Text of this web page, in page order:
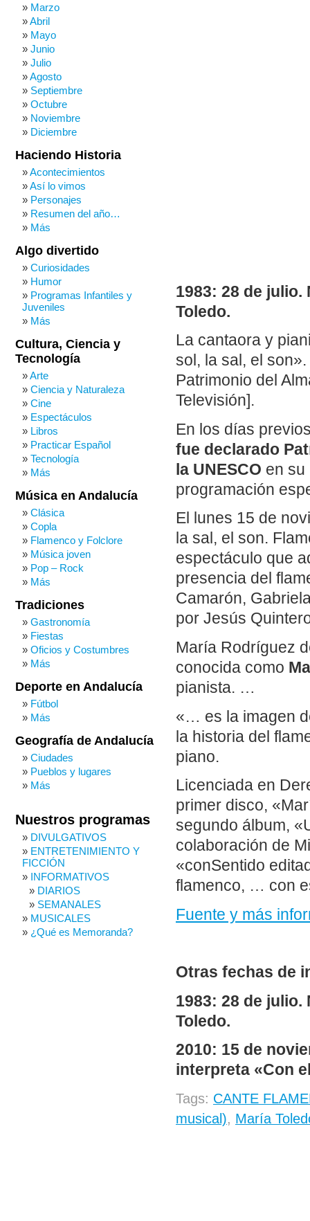
1983: 28 de julio.
Toledo.
La cantaora y
sol, la sal, el son».
Patrimonio del
Televisión].
En los días
fue declarado
la UNESCO en su
programación
El lunes 15 de
la sal, el son.
espectáculo que
presencia del
Camarón,
por Jesús
María Rodríguez
conocida como
pianista. …
«… es la imagen
la historia del
piano.
Licenciada en
primer disco,
segundo álbum,
colaboración de
«conSentido
flamenco, … con
Fuente y más
Otras fechas de
1983: 28 de julio.
Toledo.
2010: 15 de
interpreta «Con
Tags: CANTE
musical), María
Marzo
Abril
Mayo
Junio
Julio
Agosto
Septiembre
Octubre
Noviembre
Diciembre
Haciendo Historia
Acontecimientos
Así lo vimos
Personajes
Resumen del año…
Más
Algo divertido
Curiosidades
Humor
Programas Infantiles y
Juveniles
Más
Cultura, Ciencia y
Tecnología
Arte
Ciencia y Naturaleza
Cine
Espectáculos
Libros
Practicar Español
Tecnología
Más
Música en Andalucía
Clásica
Copla
Flamenco y Folclore
Música joven
Pop – Rock
Más
Tradiciones
Gastronomía
Fiestas
Oficios y Costumbres
Más
Deporte en Andalucía
Fútbol
Más
Geografía de Andalucía
Ciudades
Pueblos y lugares
Más
Nuestros programas
DIVULGATIVOS
ENTRETENIMIENTO Y
FICCIÓN
INFORMATIVOS
DIARIOS
SEMANALES
MUSICALES
¿Qué es Memoranda?